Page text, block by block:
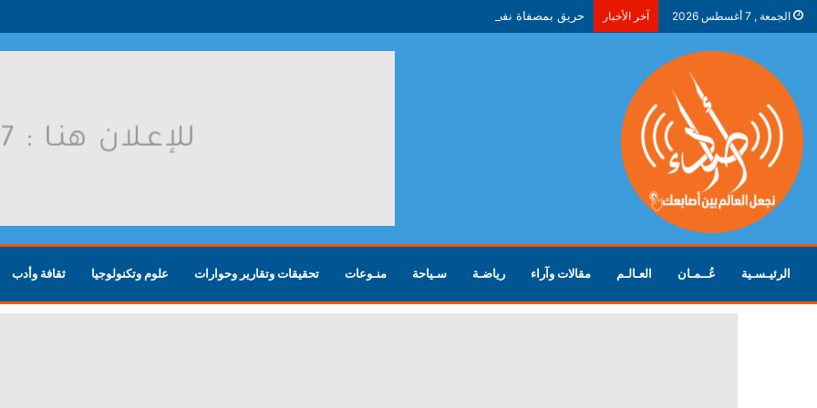
الجمعة , 7 أغسطس 2026 آخر الأخبار حريق بمصفاة نفط في ياروسلافل الروسية بعد هجوم أوكراني
الرئيـسـية عُــمـان العـالـم مقالات وآراء رياضـة سـياحة منـوعات تحقيقات وتقارير وحوارات علوم وتكنولوجيا ثقافة وأدب